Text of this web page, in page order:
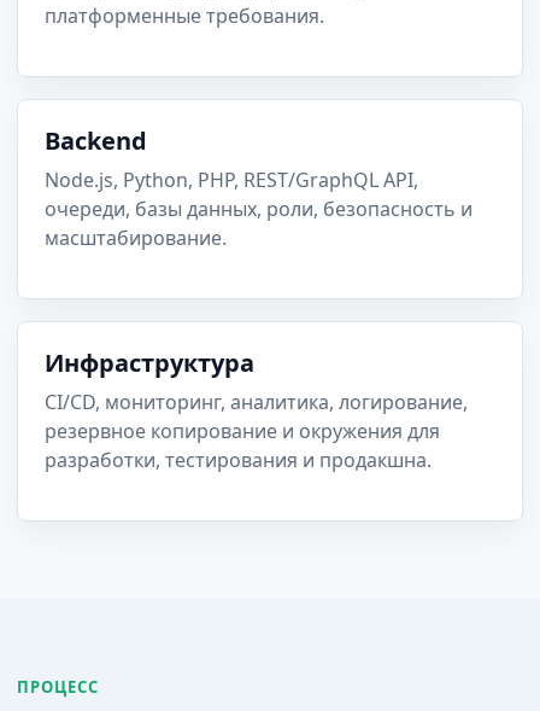
платформенные требования.
Backend
Node.js, Python, PHP, REST/GraphQL API,
очереди, базы данных, роли, безопасность и
масштабирование.
Инфраструктура
CI/CD, мониторинг, аналитика, логирование,
резервное копирование и окружения для
разработки, тестирования и продакшна.
ПРОЦЕСС